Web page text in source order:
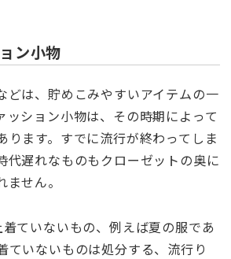
ン小物
どは、貯めこみやすいアイテムの一
ッション小物は、その時期によって
ります。すでに流行が終わってしま
代遅れなものもクローゼットの奥に
せん。
ていないもの、例えば夏の服であ
ていないものは処分する、流行り